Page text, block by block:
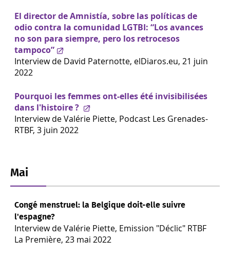
El director de Amnistía, sobre las políticas de
odio contra la comunidad LGTBI: “Los avances
no son para siempre, pero los retrocesos
tampoco”
Interview de David Paternotte, elDiaros.eu, 21 juin
2022
Pourquoi les femmes ont-elles été invisibilisées
dans l'histoire ?
Interview de Valérie Piette, Podcast Les Grenades-
RTBF, 3 juin 2022
Mai
Congé menstruel: la Belgique doit-elle suivre
l'espagne?
Interview de Valérie Piette, Emission "Déclic" RTBF
La Première, 23 mai 2022